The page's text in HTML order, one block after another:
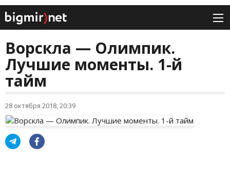
Ворскла — Олимпик.
Лучшие моменты. 1-й
тайм
28 октября 2018, 20:39